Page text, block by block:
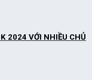
2024 VỚI NHIỀU CHỦ